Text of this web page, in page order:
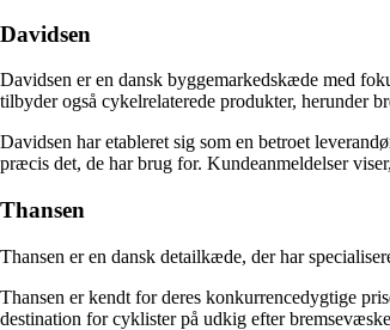
Davidsen
Davidsen er en dansk byggemarkedskæde med
tilbyder også cykelrelaterede produkter, herunder
Davidsen har etableret sig som en betroet
præcis det, de har brug for. Kundeanmeldelser
Thansen
Thansen er en dansk detailkæde, der har
Thansen er kendt for deres konkurrencedygtige
destination for cyklister på udkig efter